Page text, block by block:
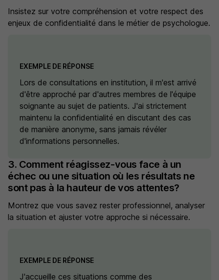
Insistez sur votre compréhension et votre respect des
enjeux de confidentialité dans le métier de psychologue.
EXEMPLE DE RÉPONSE
Lors de consultations en institution, il m'est arrivé
d'être approché par d'autres membres de l'équipe
soignante au sujet de patients. J'ai strictement
maintenu la confidentialité en discutant des cas
de manière anonyme, sans jamais révéler
d'informations personnelles.
3. Comment réagissez-vous face à un
échec ou une situation où les résultats ne
sont pas à la hauteur de vos attentes?
Montrez que vous savez rester professionnel, analyser
la situation et ajuster votre approche si nécessaire.
EXEMPLE DE RÉPONSE
J'accueille ces situations comme des